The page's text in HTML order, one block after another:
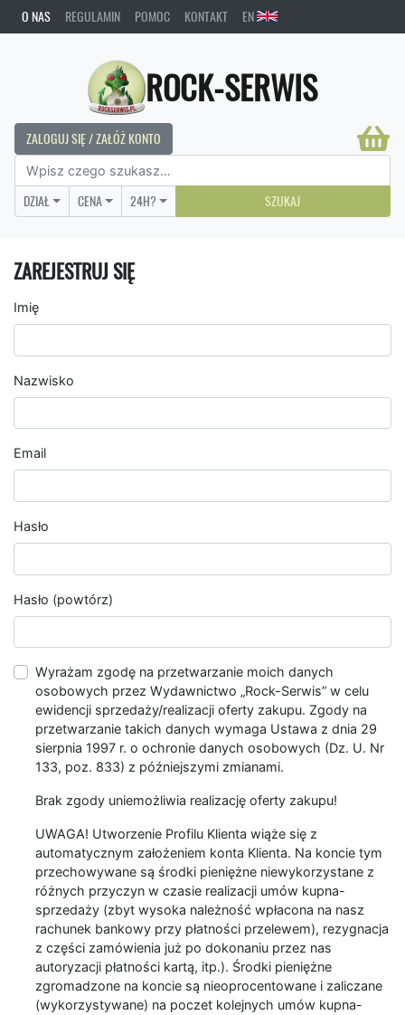
O NAS REGULAMIN POMOC KONTAKT EN
ROCK-SERWIS
ZALOGUJ SIĘ / ZAŁÓŻ KONTO
DZIAŁ CENA 24H? SZUKAJ
ZAREJESTRUJ SIĘ
Imię
Nazwisko
Email
Hasło
Hasło (powtórz)
Wyrażam zgodę na przetwarzanie moich danych
osobowych przez Wydawnictwo „Rock-Serwis” w celu
ewidencji sprzedaży/realizacji oferty zakupu. Zgody na
przetwarzanie takich danych wymaga Ustawa z dnia 29
sierpnia 1997 r. o ochronie danych osobowych (Dz. U. Nr
133, poz. 833) z późniejszymi zmianami.
Brak zgody uniemożliwia realizację oferty zakupu!
UWAGA! Utworzenie Profilu Klienta wiąże się z
automatycznym założeniem konta Klienta. Na koncie tym
przechowywane są środki pieniężne niewykorzystane z
różnych przyczyn w czasie realizacji umów kupna-
sprzedaży (zbyt wysoka należność wpłacona na nasz
rachunek bankowy przy płatności przelewem), rezygnacja
z części zamówienia już po dokonaniu przez nas
autoryzacji płatności kartą, itp.). Środki pieniężne
zgromadzone na koncie są nieoprocentowane i zaliczane
(wykorzystywane) na poczet kolejnych umów kupna-